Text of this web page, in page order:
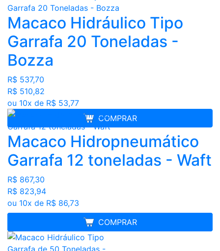
Macaco Hidráulico Tipo
Garrafa 20 Toneladas -
Bozza
R$ 537,70
R$ 510,82
ou 10x de R$ 53,77
COMPRAR
Macaco Hidropneumático
Garrafa 12 toneladas - Waft
R$ 867,30
R$ 823,94
ou 10x de R$ 86,73
COMPRAR
MELHOR PREÇO